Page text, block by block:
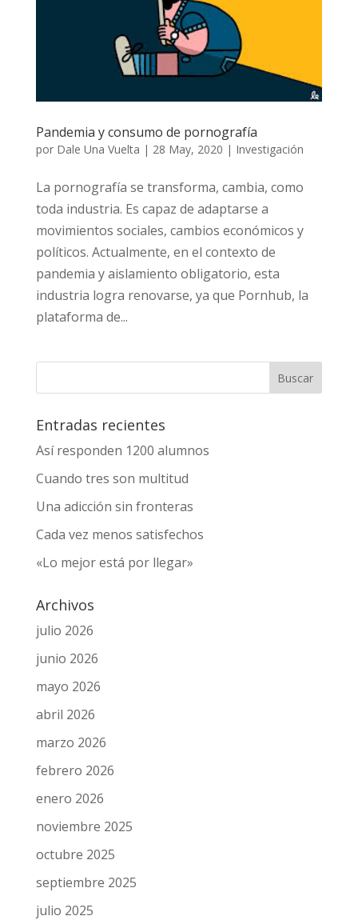
Pandemia y consumo de pornografía
por Dale Una Vuelta | 28 May, 2020 | Investigación
La pornografía se transforma, cambia, como
toda industria. Es capaz de adaptarse a
movimientos sociales, cambios económicos y
políticos. Actualmente, en el contexto de
pandemia y aislamiento obligatorio, esta
industria logra renovarse, ya que Pornhub, la
plataforma de...
Entradas recientes
Así responden 1200 alumnos
Cuando tres son multitud
Una adicción sin fronteras
Cada vez menos satisfechos
«Lo mejor está por llegar»
Archivos
julio 2026
junio 2026
mayo 2026
abril 2026
marzo 2026
febrero 2026
enero 2026
noviembre 2025
octubre 2025
septiembre 2025
julio 2025